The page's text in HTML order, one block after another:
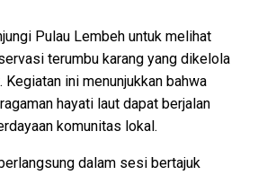
Pulau Lembeh untuk melihat
terumbu karang yang dikelola
ini menunjukkan bahwa
hayati laut dapat berjalan
komunitas lokal.
dalam sesi bertajuk